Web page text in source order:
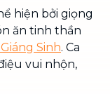
hiện bởi giọng
ăn tinh thần
Giáng Sinh. Ca
vui nhộn,